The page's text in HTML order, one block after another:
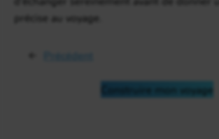
précise au voyage.
←
Construire mon voyage